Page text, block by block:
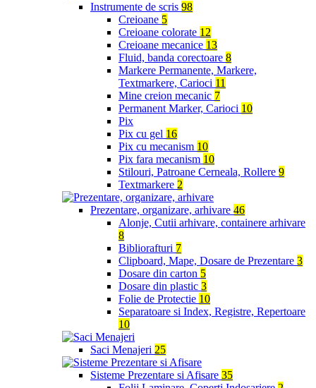
Instrumente de scris 98
Creioane 5
Creioane colorate 12
Creioane mecanice 13
Fluid, banda corectoare 8
Markere Permanente, Markere,
Textmarkere, Carioci 11
Mine creion mecanic 7
Permanent Marker, Carioci 10
Pix
Pix cu gel 16
Pix cu mecanism 10
Pix fara mecanism 10
Stilouri, Patroane Cerneala, Rollere 9
Textmarkere 2
Prezentare, organizare, arhivare 46
Alonje, Cutii arhivare, containere arhivare
8
Bibliorafturi 7
Clipboard, Mape, Dosare de Prezentare 3
Dosare din carton 5
Dosare din plastic 3
Folie de Protectie 10
Separatoare si Index, Registre, Repertoare
10
Saci Menajeri 25
Sisteme Prezentare si Afisare 35